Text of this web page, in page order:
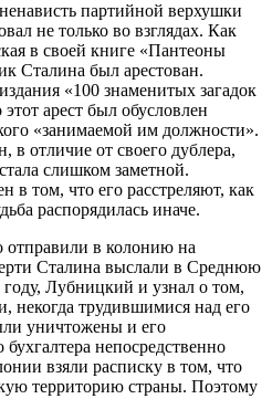
партийной верхушки
не только во взглядах. Как
в своей книге «Пантеоны
Сталина был арестован.
«100 знаменитых загадок
арест был обусловлен
«занимаемой им должности».
в отличие от своего дублера,
слишком заметной.
в том, что его расстреляют, как
распорядилась иначе.
отправили в колонию на
Сталина выслали в Среднюю
Лубницкий и узнал о том,
некогда трудившимися над его
уничтожены и его
непосредственно
взяли расписку в том, что
территорию страны. Поэтому